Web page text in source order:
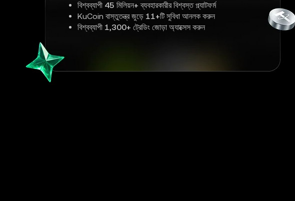
বিশ্বব্যাপী 45 মিলিয়ন+ ব্যবহারকারীর বিশ্বস্ত প্ল্যাটফর্ম
KuCoin বাস্তুতন্ত্র জুড়ে 11+টি সুবিধা আনলক করুন
বিশ্বব্যাপী 1,300+ ট্রেডিং জোড়া অ্যাক্সেস করুন